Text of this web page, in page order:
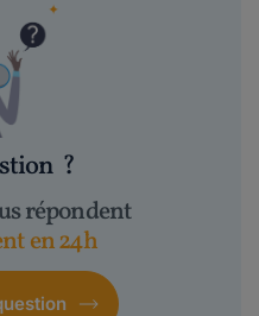
?
répondent
en 24h